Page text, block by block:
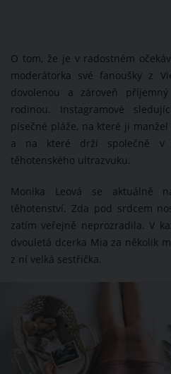
O tom, že je v radostném
moderátorka své fanoušky z
dovolenou a zároveň
rodinou. Instagramové
písečné pláže, na které ji
a na které drží společně v
těhotenského ultrazvuku.
Monika Leová se aktuálně
těhotenství. Zda pod srdcem
zatím veřejně neprozradila. V
dvouletá dcerka Mia za několik
z ní velká sestřička.